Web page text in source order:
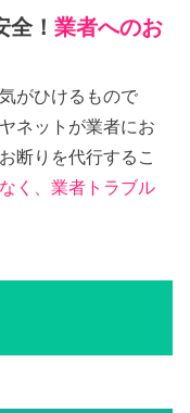
全！業者へのお
がひけるもので
ネットが業者にお
断りを代行するこ
く、業者トラブル